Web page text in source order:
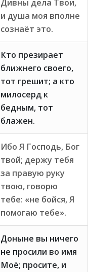
Дивны дела Твои,
и душа моя вполне
сознаёт это.
Кто презирает
ближнего своего,
тот грешит; а кто
милосерд к
бедным, тот
блажен.
Ибо Я Господь, Бог
твой; держу тебя
за правую руку
твою, говорю
тебе: «не бойся, Я
помогаю тебе».
Доныне вы ничего
не просили во имя
Моё; просите, и